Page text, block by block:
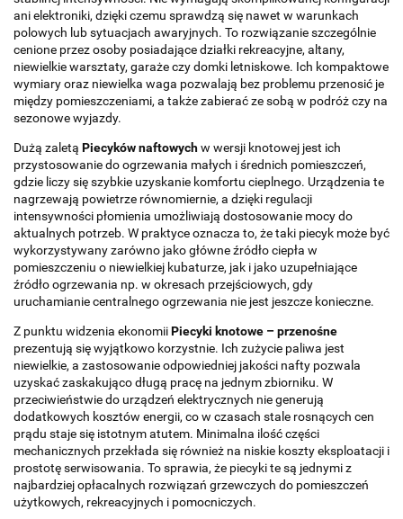
ani elektroniki, dzięki czemu sprawdzą się nawet w warunkach
polowych lub sytuacjach awaryjnych. To rozwiązanie szczególnie
cenione przez osoby posiadające działki rekreacyjne, altany,
niewielkie warsztaty, garaże czy domki letniskowe. Ich kompaktowe
wymiary oraz niewielka waga pozwalają bez problemu przenosić je
między pomieszczeniami, a także zabierać ze sobą w podróż czy na
sezonowe wyjazdy.
Dużą zaletą Piecyków naftowychw wersji knotowej jest ich
przystosowanie do ogrzewania małych i średnich pomieszczeń,
gdzie liczy się szybkie uzyskanie komfortu cieplnego. Urządzenia te
nagrzewają powietrze równomiernie, a dzięki regulacji
intensywności płomienia umożliwiają dostosowanie mocy do
aktualnych potrzeb. W praktyce oznacza to, że taki piecyk może być
wykorzystywany zarówno jako główne źródło ciepła w
pomieszczeniu o niewielkiej kubaturze, jak i jako uzupełniające
źródło ogrzewania np. w okresach przejściowych, gdy
uruchamianie centralnego ogrzewania nie jest jeszcze konieczne.
Z punktu widzenia ekonomiiPiecyki knotowe – przenośne
prezentują się wyjątkowo korzystnie. Ich zużycie paliwa jest
niewielkie, a zastosowanie odpowiedniej jakości nafty pozwala
uzyskać zaskakująco długą pracę na jednym zbiorniku. W
przeciwieństwie do urządzeń elektrycznych nie generują
dodatkowych kosztów energii, co w czasach stale rosnących cen
prądu staje się istotnym atutem. Minimalna ilość części
mechanicznych przekłada się również na niskie koszty eksploatacji i
prostotę serwisowania. To sprawia, że piecyki te są jednymi z
najbardziej opłacalnych rozwiązań grzewczych do pomieszczeń
użytkowych, rekreacyjnych i pomocniczych.